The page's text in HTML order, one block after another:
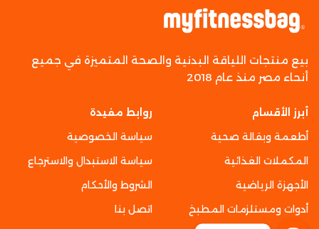
بيع منتجات اللياقة البدنية والصحة المتميزة في جميع
أنحاء مصر منذ عام 2018
أبرز الأقسام
أطعمة وبقالة صحية
المكملات الغذائية
الأجهزة الرياضية
أدوات ومستلزمات المطبخ
روابط مفيدة
سياسة الخصوصية
سياسة الاستبدال والاسترجاع
الشروط والأحكام
اتصل بنا